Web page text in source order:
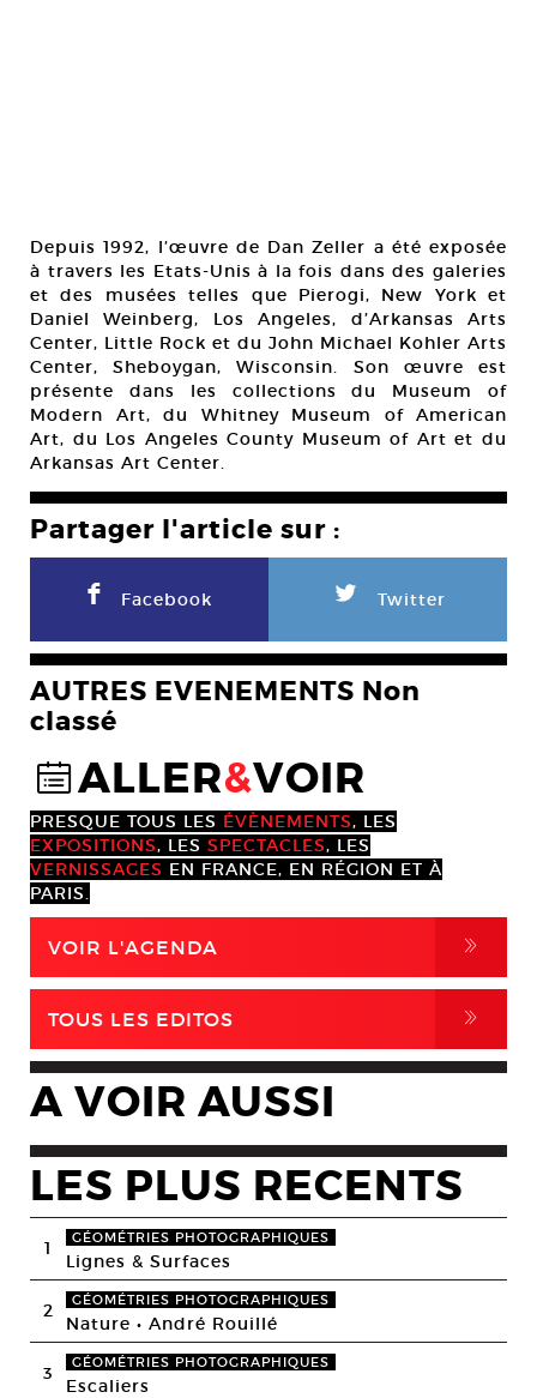
Depuis 1992, l’œuvre de Dan Zeller a été exposée
à travers les Etats-Unis à la fois dans des galeries
et des musées telles que Pierogi, New York et
Daniel Weinberg, Los Angeles, d’Arkansas Arts
Center, Little Rock et du John Michael Kohler Arts
Center, Sheboygan, Wisconsin. Son œuvre est
présente dans les collections du Museum of
Modern Art, du Whitney Museum of American
Art, du Los Angeles County Museum of Art et du
Arkansas Art Center.
Partager l'article sur :
F Facebook L Twitter
AUTRES EVENEMENTS Non
classé
@ALLER&VOIR
PRESQUE TOUS LES ÉVÈNEMENTS, LES
EXPOSITIONS, LES SPECTACLES, LES
VERNISSAGES EN FRANCE, EN RÉGION ET À
PARIS.
VOIR L'AGENDA ,
TOUS LES EDITOS ,
A VOIR AUSSI
LES PLUS RECENTS
1 GÉOMÉTRIES PHOTOGRAPHIQUES
Lignes & Surfaces
2 GÉOMÉTRIES PHOTOGRAPHIQUES
Nature • André Rouillé
3 GÉOMÉTRIES PHOTOGRAPHIQUES
Escaliers